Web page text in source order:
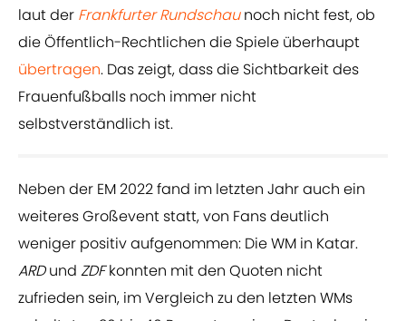
laut der Frankfurter Rundschaunoch nicht fest, ob
die Öffentlich-Rechtlichen die Spiele überhaupt
übertragen. Das zeigt, dass die Sichtbarkeit des
Frauenfußballs noch immer nicht
selbstverständlich ist.
Neben der EM 2022 fand im letzten Jahr auch ein
weiteres Großevent statt, von Fans deutlich
weniger positiv aufgenommen: Die WM in Katar.
ARDund ZDFkonnten mit den Quoten nicht
zufrieden sein, im Vergleich zu den letzten WMs